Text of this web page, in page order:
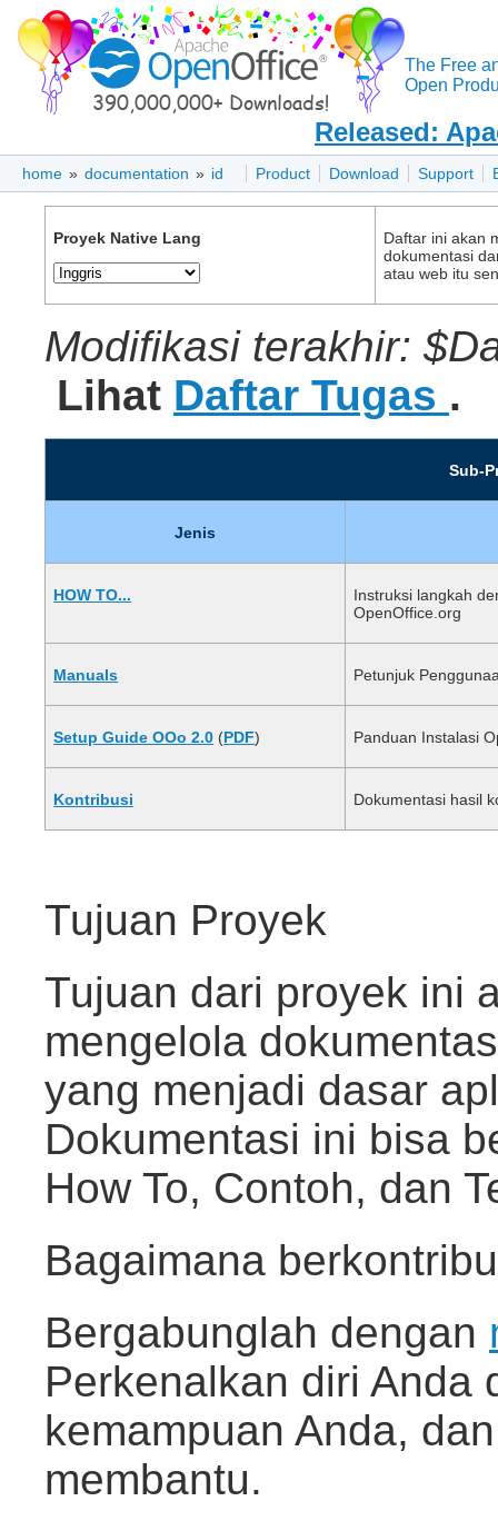
The Free
Open
Released:
Product Download Support
home » documentation » id
Proyek Native Lang
Daftar ini akan
dokumentasi
atau web itu
Modifikasi terakhir:
Lihat Daftar Tugas .
Sub-
Jenis
HOW TO...
Instruksi langkah
OpenOffice.org
Manuals Petunjuk
Setup Guide OOo 2.0 (PDF) Panduan Instalasi
Kontribusi Dokumentasi hasil
Tujuan Proyek
Tujuan dari proyek ini
mengelola
yang menjadi dasar
Dokumentasi ini bisa
How To, Contoh, dan
Bagaimana
Bergabunglah dengan
Perkenalkan diri Anda
kemampuan Anda,
membantu.